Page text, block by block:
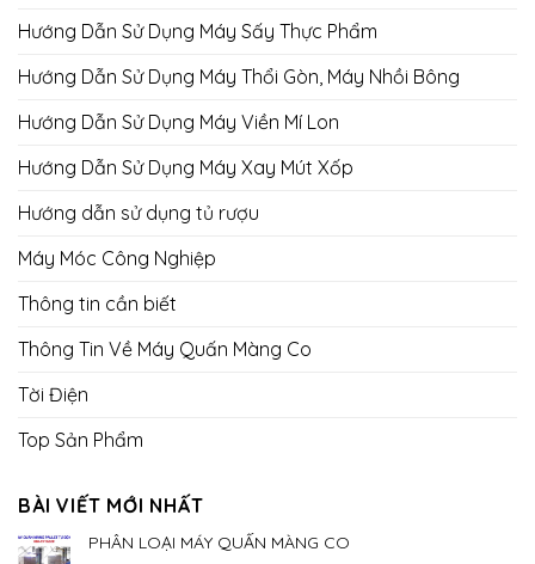
Hướng Dẫn Sử Dụng Máy Sấy Thực Phẩm
Hướng Dẫn Sử Dụng Máy Thổi Gòn, Máy Nhồi Bông
Hướng Dẫn Sử Dụng Máy Viền Mí Lon
Hướng Dẫn Sử Dụng Máy Xay Mút Xốp
Hướng dẫn sử dụng tủ rượu
Máy Móc Công Nghiệp
Thông tin cần biết
Thông Tin Về Máy Quấn Màng Co
Tời Điện
Top Sản Phẩm
BÀI VIẾT MỚI NHẤT
PHÂN LOẠI MÁY QUẤN MÀNG CO